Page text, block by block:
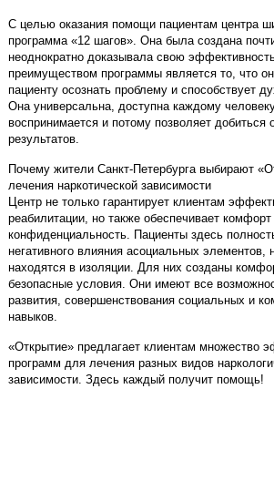
С целью оказания помощи пациентам центра
программа «12 шагов». Она была создана
неоднократно доказывала свою
преимуществом программы является то, что
пациенту осознать проблему и способствует
Она универсальна, доступна каждому
воспринимается и потому позволяет добиться
результатов.
Почему жители Санкт-Петербурга выбирают
лечения наркотической зависимости
Центр не только гарантирует клиентам
реабилитации, но также обеспечивает комфорт
конфиденциальность. Пациенты здесь
негативного влияния асоциальных элементов,
находятся в изоляции. Для них созданы
безопасные условия. Они имеют все
развития, совершенствования социальных и
навыков.
«Открытие» предлагает клиентам множество
программ для лечения разных видов
зависимости. Здесь каждый получит помощь!